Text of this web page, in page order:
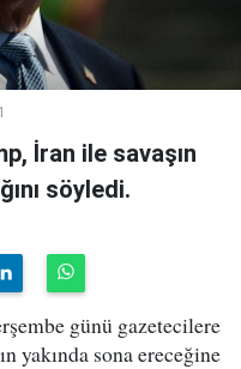
İran ile savaşın
söyledi.
günü gazetecilere
yakında sona ereceğine